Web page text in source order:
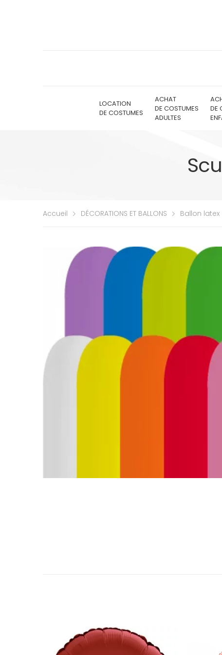
LOCATION
DE COSTUMES
ACHAT
DE COSTUMES
ADULTES
DE
Accueil DÉCORATIONS ET BALLONS Ballon latex